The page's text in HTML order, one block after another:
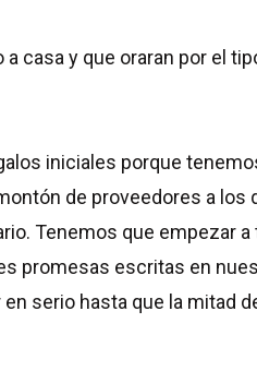
casa y que oraran por el
iniciales porque
de proveedores a los
Tenemos que empezar
promesas escritas en
serio hasta que la mitad